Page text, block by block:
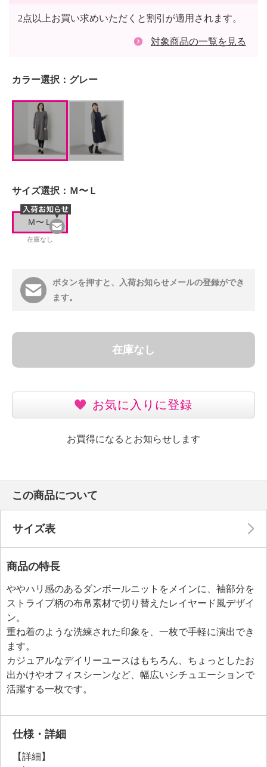
2点以上お買い求めいただくと割引が適用されます。
対象商品の一覧を見る
カラー選択： グレー
サイズ選択： Ｍ〜Ｌ
Ｍ〜Ｌ
在庫なし
ボタンを押すと、入荷お知らせメールの登録ができ
ます。
在庫なし
お気に入りに登録
お買得になるとお知らせします
この商品について
サイズ表
商品の特長
ややハリ感のあるダンボールニットをメインに、袖部分を
ストライプ柄の布帛素材で切り替えたレイヤード風デザイ
ン。
重ね着のような洗練された印象を、一枚で手軽に演出でき
ます。
カジュアルなデイリーユースはもちろん、ちょっとしたお
出かけやオフィスシーンなど、幅広いシチュエーションで
活躍する一枚です。
仕様・詳細
【詳細】